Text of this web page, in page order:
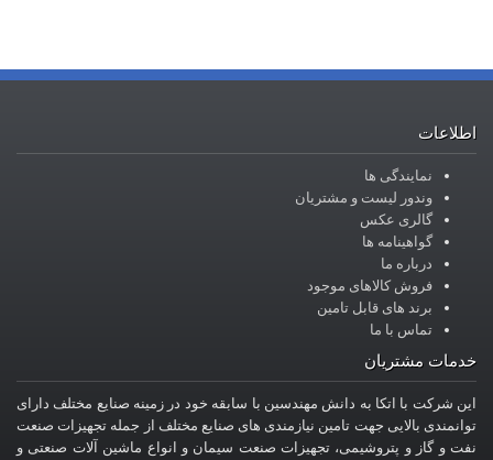
اطلاعات
نمایندگی ها
وندور لیست و مشتریان
گالری عکس
گواهینامه ها
درباره ما
فروش کالاهای موجود
برند های قابل تامین
تماس با ما
خدمات مشتریان
این شرکت با اتکا به دانش مهندسین با سابقه خود در زمینه صنایع مختلف دارای
توانمندی بالایی جهت تامین نیازمندی های صنایع مختلف از جمله تجهیزات صنعت
نفت و گاز و پتروشیمی، تجهیزات صنعت سیمان و انواع ماشین آلات صنعتی و